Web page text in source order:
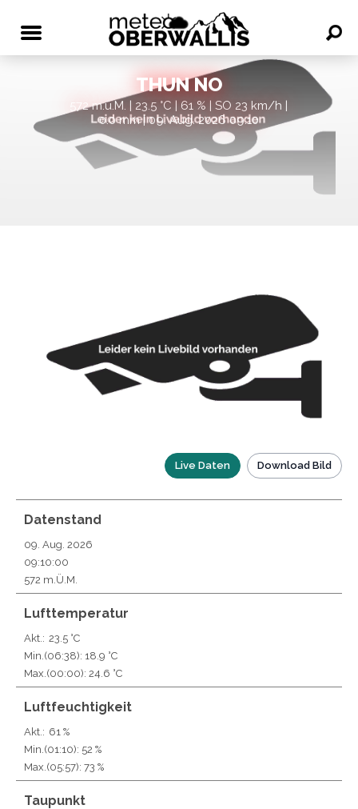
THUN NO
572 m.ü.M. | 23.5 °C | 61 % | SO 23 km/h |
0.0 mm | 09. Aug. 2026 09:10
Live Daten Download Bild
Datenstand
09. Aug. 2026
09:10:00
572 m.Ü.M.
Lufttemperatur
Akt.: 23.5 °C
Min. (06:38): 18.9 °C
Max. (00:00): 24.6 °C
Luftfeuchtigkeit
Akt.: 61 %
Min. (01:10): 52 %
Max. (05:57): 73 %
Taupunkt